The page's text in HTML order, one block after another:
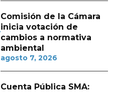
Comisión de la Cámara
inicia votación de
cambios a normativa
ambiental
agosto 7, 2026
Cuenta Pública SMA: